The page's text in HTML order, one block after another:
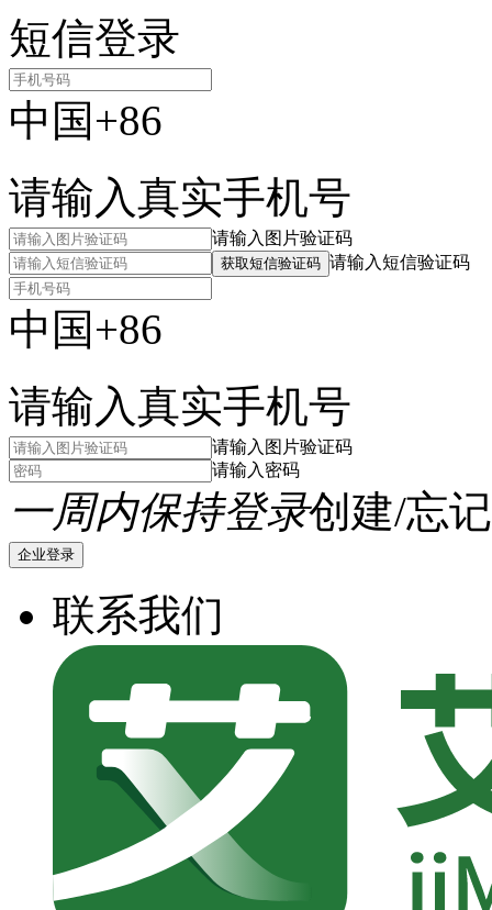
短信登录
中国+86
请输入真实手机号
请输入图片验证码
获取短信验证码 请输入短信验证码
中国+86
请输入真实手机号
请输入图片验证码
请输入密码
一周内保持登录创建/忘
企业登录
联系我们